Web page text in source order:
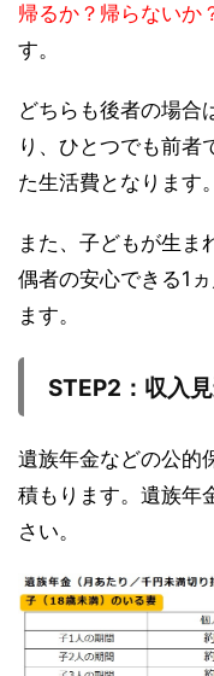
帰るか？帰らないか
す。
どちらも後者の場合
り、ひとつでも前者
た生活費となります。
また、子どもが生ま
偶者の安心できる1
ます。
STEP2 ：収入
遺族年金などの公的
積もります。遺族年
さい。